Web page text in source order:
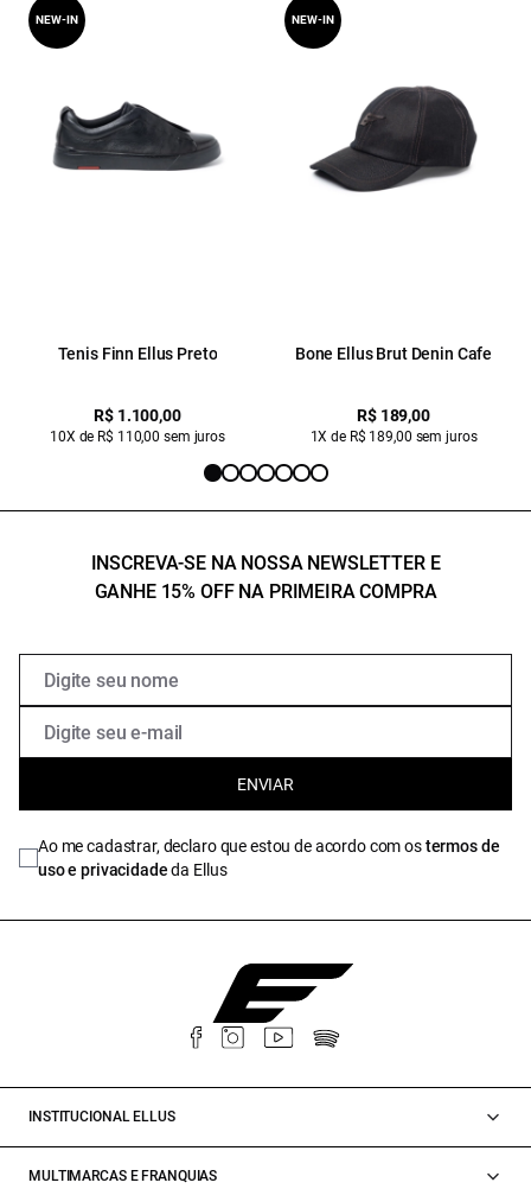
Tenis Finn Ellus Preto
R$ 1.100,00
10X de R$ 110,00 sem juros
NEW-IN
Bone Ellus Brut Denin Cafe
R$ 189,00
1X de R$ 189,00 sem juros
NEW-IN
INSCREVA-SE NA NOSSA NEWSLETTER E
GANHE 15% OFF NA PRIMEIRA COMPRA
ENVIAR
Ao me cadastrar, declaro que estou de acordo com ostermos de
uso e privacidadeda Ellus
INSTITUCIONAL ELLUS
MULTIMARCAS E FRANQUIAS